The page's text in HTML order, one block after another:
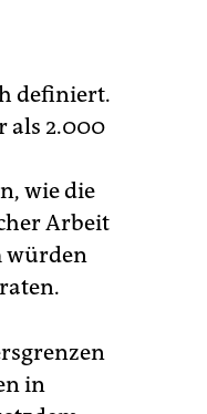
definiert.
als 2.000
wie die
Arbeit
würden
in